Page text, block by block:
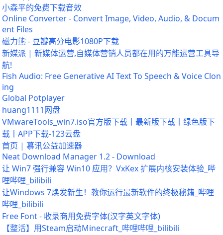
小森平的免费下载音效
Online Converter - Convert Image, Video, Audio, & Docum
ent Files
磁力熊 - 豆瓣高分电影1080P下载
新媒派 | 新媒体运营,自媒体营销人员都在用的万能运营工具导
航!
Fish Audio: Free Generative AI Text To Speech & Voice Clon
ing
Global Potplayer
huang1111网盘
VMwareTools_win7.iso官方版下载丨最新版下载丨绿色版下
载丨APP下载-123云盘
首页 | 慕讯公益加速器
Neat Download Manager 1.2 - Download
让 Win7 强行兼容 Win10 应用？VxKex 扩展内核安装体验_哔
哩哔哩_bilibili
让Windows 7焕发新生！教你运行最新软件的终极秘籍_哔哩
哔哩_bilibili
Free Font - 收录商用免费字体(汉字英文字体)
【整活】用Steam启动Minecraft_哔哩哔哩_bilibili